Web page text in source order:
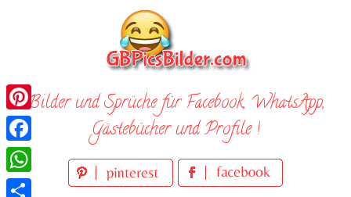
Bilder und Sprüche für Facebook, WhatsApp,
Gästebücher und Profile !
Pinterest
Facebook
WhatsApp